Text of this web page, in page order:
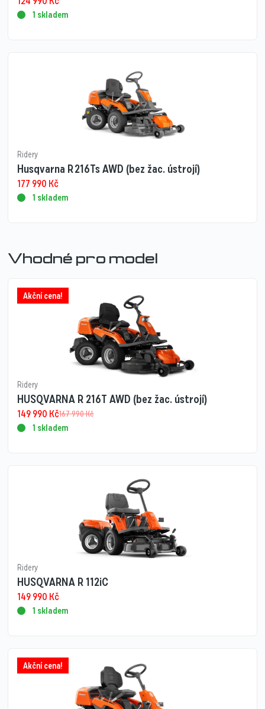
1 skladem
Ridery
Husqvarna R 216Ts AWD (bez žac. ústrojí)
177 990 Kč
1 skladem
Vhodné pro model
Akční cena!
Ridery
HUSQVARNA R 216T AWD (bez žac. ústrojí)
167 990Kč
149 990 Kč
1 skladem
Ridery
HUSQVARNA R 112iC
149 990 Kč
1 skladem
Akční cena!